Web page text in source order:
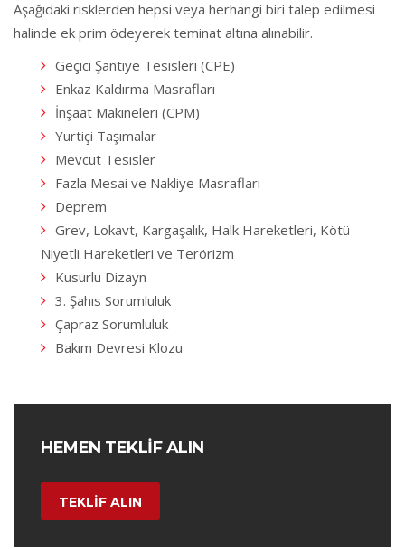
Aşağıdaki risklerden hepsi veya herhangi biri talep edilmesi
halinde ek prim ödeyerek teminat altına alınabilir.
Geçici Şantiye Tesisleri (CPE)
Enkaz Kaldırma Masrafları
İnşaat Makineleri (CPM)
Yurtiçi Taşımalar
Mevcut Tesisler
Fazla Mesai ve Nakliye Masrafları
Deprem
Grev, Lokavt, Kargaşalık, Halk Hareketleri, Kötü
Niyetli Hareketleri ve Terörizm
Kusurlu Dizayn
3. Şahıs Sorumluluk
Çapraz Sorumluluk
Bakım Devresi Klozu
HEMEN TEKLİF ALIN
TEKLİF ALIN